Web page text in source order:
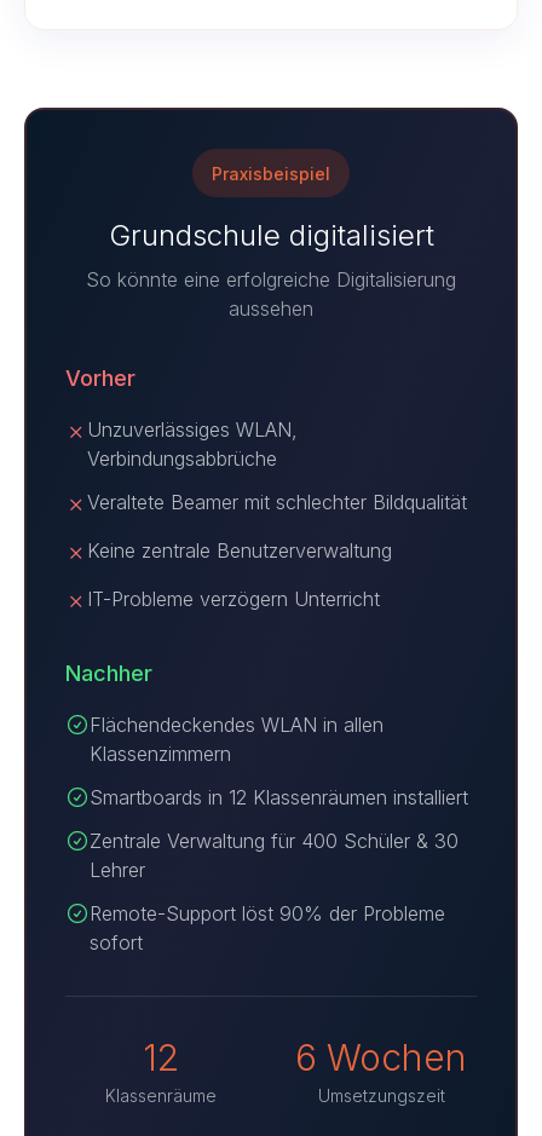
Praxisbeispiel
Grundschule digitalisiert
So könnte eine erfolgreiche Digitalisierung
aussehen
Vorher
✗ Unzuverlässiges WLAN,
Verbindungsabbrüche
✗ Veraltete Beamer mit schlechter Bildqualität
✗ Keine zentrale Benutzerverwaltung
✗ IT-Probleme verzögern Unterricht
Nachher
Flächendeckendes WLAN in allen
Klassenzimmern
Smartboards in 12 Klassenräumen installiert
Zentrale Verwaltung für 400 Schüler & 30
Lehrer
Remote-Support löst 90% der Probleme
sofort
12
Klassenräume
6 Wochen
Umsetzungszeit